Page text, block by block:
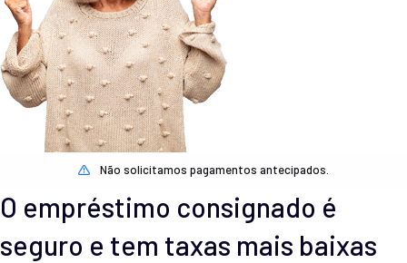
Não solicitamos pagamentos antecipados.
O empréstimo consignado é
seguro e tem taxas mais baixas